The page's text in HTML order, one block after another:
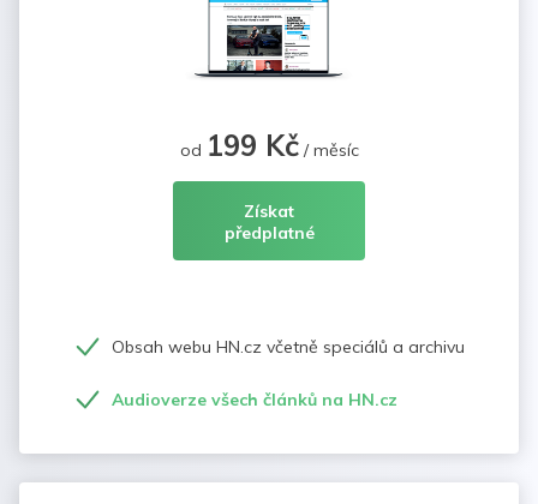
od 199 Kč/ měsíc
Získat
předplatné
Obsah webu HN.cz včetně speciálů a archivu
Audioverze všech článků na HN.cz